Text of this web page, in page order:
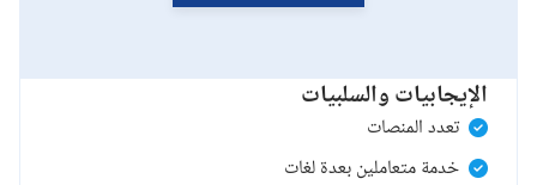
الإيجابيات والسلبيات
تعدد المنصات
خدمة متعاملين بعدة لغات